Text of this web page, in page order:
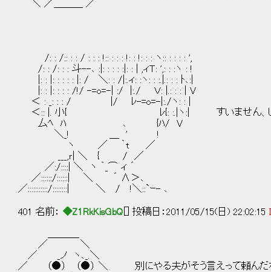
＼ ／＿＿＿ ／
/: : /:: : : / : : : !:: : : : !: : !: : : ヽ:: : : : : ',
/: : /: : : 斗--､ :|: : : : :|: : | ,ィＴ: ',: : :ヽ : !
|: : |: : : : : |: / ＼: : /|:.ィ: :ヽ: : :.|.: : : ﾄ､:|
|: : |: : : : /!/ -=o=-| :/ |:./ Ｖ: |.: : : | V
＜ : _: : : / |/ ﾚ-=o=-|:./ヽ: : |
＜:: |. 小{ ﾚ{: :.|ヽ:| すいません、じゃ
厶ﾍ ﾊ ､ {ﾊ/ V
＼_! ＿ ' !
ヽ ／ ｀t ／
___,ｒ| ＼ { / ／
／:/::::| ＼ ヽ ｀_⌒ ィ ´
／::::::/::::::| ＼ ´ ∧＞､
／:::::::::::/::::::::| ＼ / !＼::`ｰ- ､
401 名前： ◆Z1RkKisGbQ [] 投稿日：2011/05/15(日) 22:02:15
／ ＼
／ _ノ ヽ､_.＼
／ （●） （●） ＼ 別にやる夫がそう言えって頼んだ